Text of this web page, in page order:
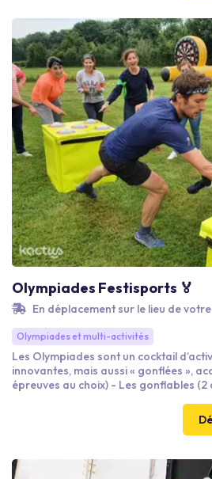
Olympiades Festisports 🏅
En déplacement sur le lieu de
Olympiades et multi-activités
Les Olympiades sont un cocktail
innovantes, mais aussi « gonflées »,
épreuves au choix) - Les gonflables (2 au choix) : Baby Foot
Les jeux de précision : Disk Golf,
Snag Golf... - Les ludiques et sportifs :